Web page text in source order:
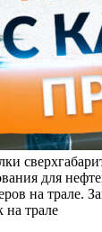
для
на трале.
на трале